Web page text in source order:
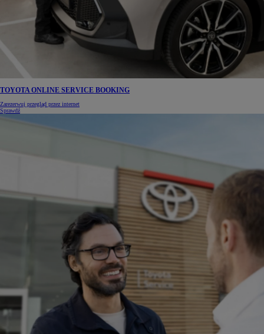
TOYOTA ONLINE SERVICE BOOKING
Zarezerwuj przegląd przez internet
Sprawdź